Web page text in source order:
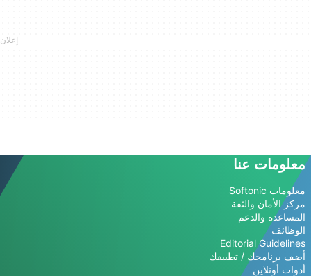
معلومات عنا
معلومات Softonic
مركز الأمان والثقة
المساعدة والدعم
الوظائف
Editorial Guidelines
أضف برنامجك / تطبيقك
أدوات أونلاين